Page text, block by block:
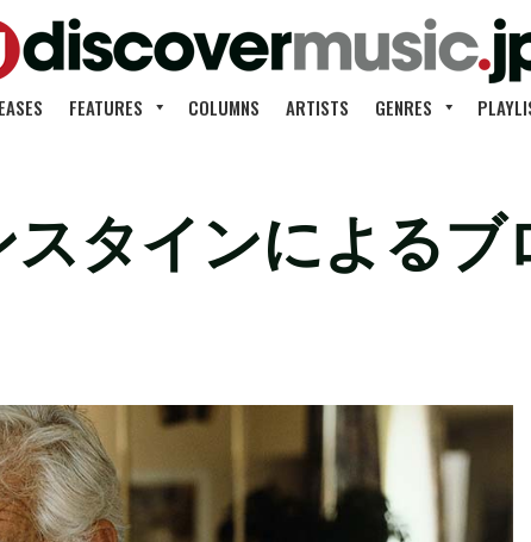
FEATURES COLUMNS ARTISTS GENRES
タインによる